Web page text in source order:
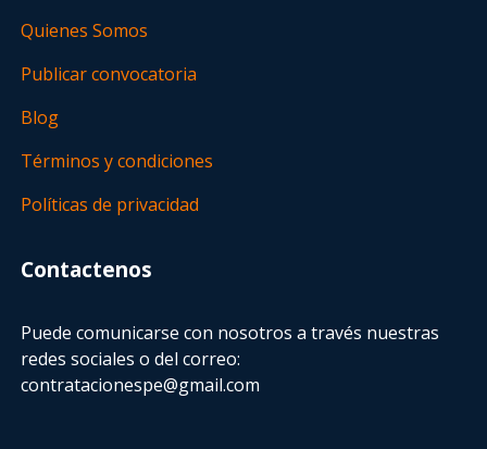
Quienes Somos
Publicar convocatoria
Blog
Términos y condiciones
Políticas de privacidad
Contactenos
Puede comunicarse con nosotros a través nuestras
redes sociales o del correo:
contratacionespe@gmail.com